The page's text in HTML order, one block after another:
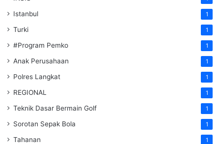
Istanbul 1
Turki 1
#Program Pemko 1
Anak Perusahaan 1
Polres Langkat 1
REGIONAL 1
Teknik Dasar Bermain Golf 1
Sorotan Sepak Bola 1
Tahanan 1